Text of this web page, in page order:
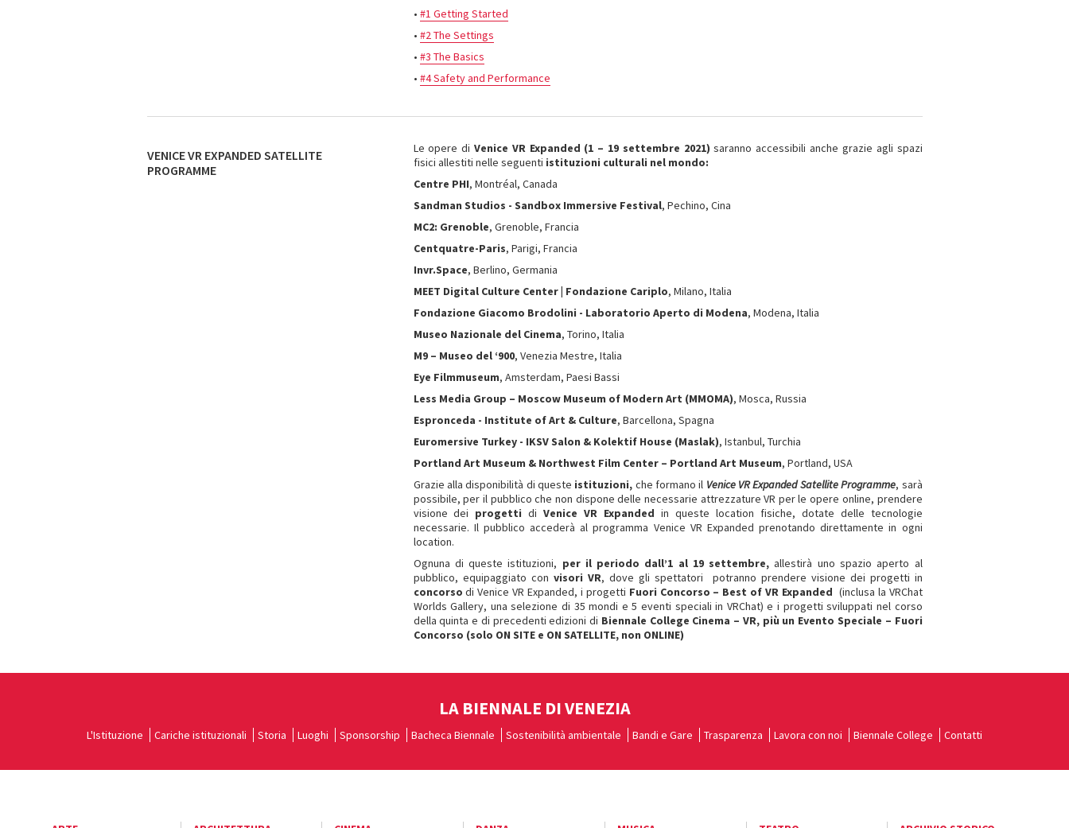
• #1 Getting Started
• #2 The Settings
• #3 The Basics
• #4 Safety and Performance
VENICE VR EXPANDED SATELLITE
PROGRAMME
Le opere di Venice VR Expanded (1 – 19 settembre 2021) saranno accessibili anche grazie agli spazi
fisici allestiti nelle seguenti istituzioni culturali nel mondo:
Centre PHI, Montréal, Canada
Sandman Studios - Sandbox Immersive Festival, Pechino, Cina
MC2: Grenoble, Grenoble, Francia
Centquatre-Paris, Parigi, Francia
Invr.Space, Berlino, Germania
MEET Digital Culture Center | Fondazione Cariplo, Milano, Italia
Fondazione Giacomo Brodolini - Laboratorio Aperto di Modena, Modena, Italia
Museo Nazionale del Cinema, Torino, Italia
M9 – Museo del ‘900, Venezia Mestre, Italia
Eye Filmmuseum, Amsterdam, Paesi Bassi
Less Media Group – Moscow Museum of Modern Art (MMOMA), Mosca, Russia
Espronceda - Institute of Art & Culture, Barcellona, Spagna
Euromersive Turkey - IKSV Salon & Kolektif House (Maslak), Istanbul, Turchia
Portland Art Museum & Northwest Film Center – Portland Art Museum, Portland, USA
Grazie alla disponibilità di queste istituzioni, che formano il Venice VR Expanded Satellite Programme, sarà
possibile, per il pubblico che non dispone delle necessarie attrezzature VR per le opere online, prendere
visione dei progetti diVenice VR Expanded in queste location fisiche, dotate delle tecnologie
necessarie. Il pubblico accederà al programma Venice VR Expanded prenotando direttamente in ogni
location.
Ognuna di queste istituzioni, per il periodo dall’1 al 19 settembre,allestirà uno spazio aperto al
pubblico, equipaggiato con visori VR, dove gli spettatori potranno prendere visione dei progetti in
concorso di Venice VR Expanded, i progetti Fuori Concorso – Best of VR Expanded (inclusa la VRChat
Worlds Gallery, una selezione di 35 mondi e 5 eventi speciali in VRChat) e i progetti sviluppati nel corso
della quinta e di precedenti edizioni di Biennale College Cinema – VR, più un Evento Speciale – Fuori
Concorso (solo ON SITE e ON SATELLITE, non ONLINE)
LA BIENNALE DI VENEZIA
L'Istituzione Cariche istituzionali Storia Luoghi Sponsorship Bacheca Biennale Sostenibilità ambientale Bandi e Gare Trasparenza Lavora con noi Biennale College Contatti